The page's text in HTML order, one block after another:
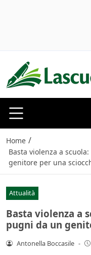
Home /
Basta violenza a
genitore per una
Attualità
Basta violenza a
pugni da un
Antonella Boccasile -